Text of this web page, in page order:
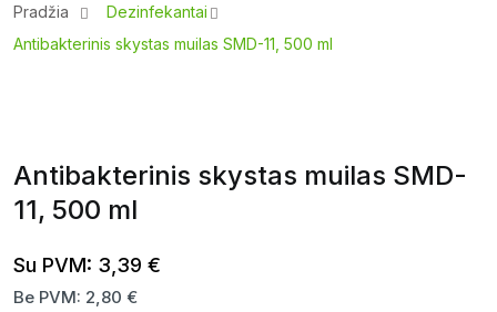
Pradžia
Dezinfekantai
Antibakterinis skystas muilas SMD-11, 500 ml
Antibakterinis skystas muilas SMD-
11, 500 ml
Su PVM: 3,39 €
Be PVM: 2,80 €